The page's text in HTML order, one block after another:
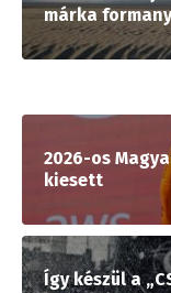
márka
2026-os
kiesett
Így készül a